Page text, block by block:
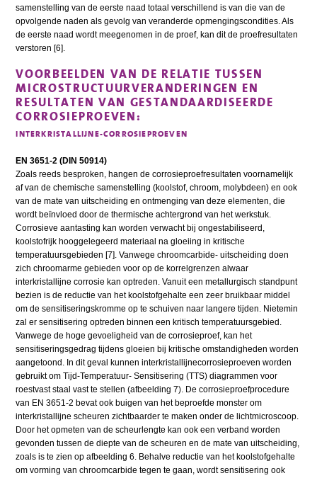
samenstelling van de eerste naad totaal verschillend is van die van de
opvolgende naden als gevolg van veranderde opmengingscondities. Als
de eerste naad wordt meegenomen in de proef, kan dit de proefresultaten
verstoren [6].
VOORBEELDEN VAN DE RELATIE TUSSEN
MICROSTRUCTUURVERANDERINGEN EN
RESULTATEN VAN GESTANDAARDISEERDE
CORROSIEPROEVEN:
INTERKRISTALLIJNE-CORROSIEPROEVEN
EN 3651-2 (DIN 50914)
Zoals reeds besproken, hangen de corrosieproefresultaten voornamelijk
af van de chemische samenstelling (koolstof, chroom, molybdeen) en ook
van de mate van uitscheiding en ontmenging van deze elementen, die
wordt beïnvloed door de thermische achtergrond van het werkstuk.
Corrosieve aantasting kan worden verwacht bij ongestabiliseerd,
koolstofrijk hooggelegeerd materiaal na gloeiing in kritische
temperatuursgebieden [7]. Vanwege chroomcarbide- uitscheiding doen
zich chroomarme gebieden voor op de korrelgrenzen alwaar
interkristallijne corrosie kan optreden. Vanuit een metallurgisch standpunt
bezien is de reductie van het koolstofgehalte een zeer bruikbaar middel
om de sensitiseringskromme op te schuiven naar langere tijden. Nietemin
zal er sensitisering optreden binnen een kritisch temperatuursgebied.
Vanwege de hoge gevoeligheid van de corrosieproef, kan het
sensitiseringsgedrag tijdens gloeien bij kritische omstandigheden worden
aangetoond. In dit geval kunnen interkristallijnecorrosieproeven worden
gebruikt om Tijd-Temperatuur- Sensitisering (TTS) diagrammen voor
roestvast staal vast te stellen (afbeelding 7). De corrosieproefprocedure
van EN 3651-2 bevat ook buigen van het beproefde monster om
interkristallijne scheuren zichtbaarder te maken onder de lichtmicroscoop.
Door het opmeten van de scheurlengte kan ook een verband worden
gevonden tussen de diepte van de scheuren en de mate van uitscheiding,
zoals is te zien op afbeelding 6. Behalve reductie van het koolstofgehalte
om vorming van chroomcarbide tegen te gaan, wordt sensitisering ook